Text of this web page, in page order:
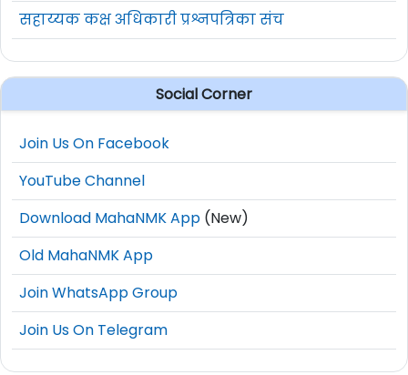
सहाय्यक कक्ष अधिकारी प्रश्नपत्रिका संच
Social Corner
Join Us On Facebook
YouTube Channel
Download MahaNMK App (New)
Old MahaNMK App
Join WhatsApp Group
Join Us On Telegram